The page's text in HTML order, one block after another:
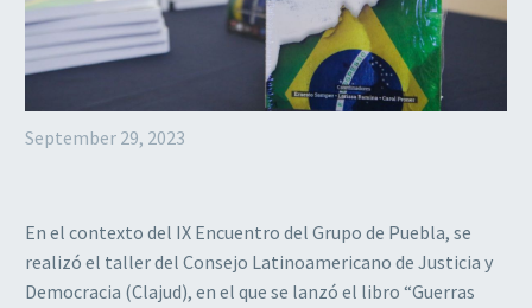
September 29, 2023
En el contexto del IX Encuentro del Grupo de Puebla, se
realizó el taller del Consejo Latinoamericano de Justicia y
Democracia (Clajud), en el que se lanzó el libro “Guerras